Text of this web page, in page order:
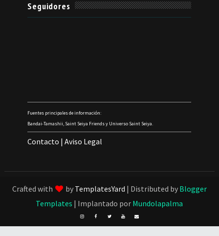
Seguidores
Fuentes principales de información:
Bandai-Tamashii, Saint Seiya Friends y Universo Saint Seiya.
Contacto |Aviso Legal
Crafted with by TemplatesYard | Distributed by Blogger
Templates | Implantado por Mundolapalma